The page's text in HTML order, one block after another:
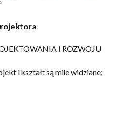
I ROZWOJU
i kształt są mile widziane;